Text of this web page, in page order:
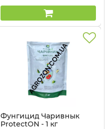
Фунгицид Чаривнык
ProtectON - 1 кг